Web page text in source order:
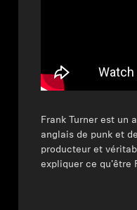
Frank Turner est un
anglais de punk et
producteur et
expliquer ce qu'être